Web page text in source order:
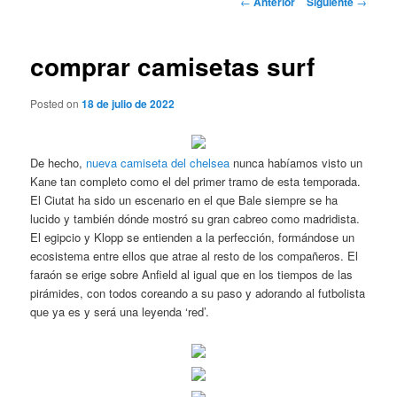
comprar camisetas surf
Posted on18 de julio de 2022
De hecho, nueva camiseta del chelsea nunca habíamos visto un
Kane tan completo como el del primer tramo de esta temporada.
El Ciutat ha sido un escenario en el que Bale siempre se ha
lucido y también dónde mostró su gran cabreo como madridista.
El egipcio y Klopp se entienden a la perfección, formándose un
ecosistema entre ellos que atrae al resto de los compañeros. El
faraón se erige sobre Anfield al igual que en los tiempos de las
pirámides, con todos coreando a su paso y adorando al futbolista
que ya es y será una leyenda ‘red’.